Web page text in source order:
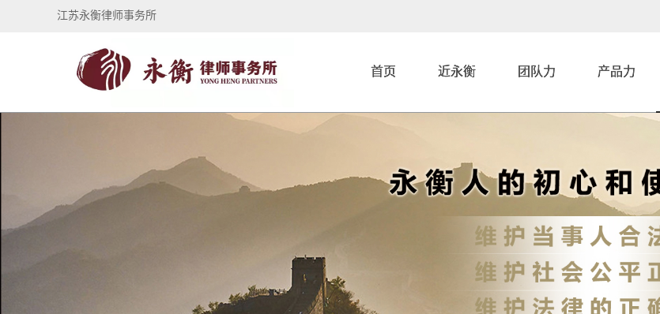
江苏永衡律师事务所
首页 近永衡 团队力 产品力